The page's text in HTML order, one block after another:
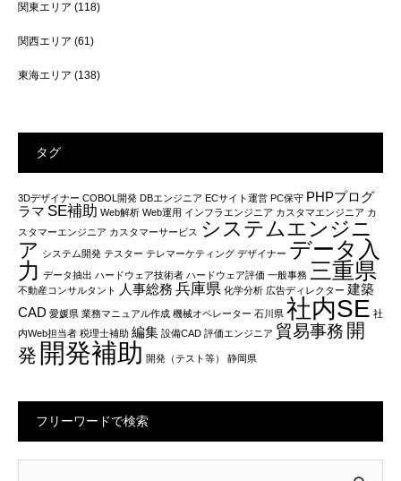
関東エリア (118)
関西エリア (61)
東海エリア (138)
タグ
3Dデザイナー COBOL開発 DBエンジニア ECサイト運営 PC保守 PHPプログ
ラマ SE補助 Web解析 Web運用 インフラエンジニア カスタマエンジニア カ
スタマーエンジニア カスタマーサービス システムエンジニ
ア システム開発 テスター テレマーケティング デザイナー データ入
力 データ抽出 ハードウェア技術者 ハードウェア評価 一般事務 三重県
不動産コンサルタント 人事総務 兵庫県 化学分析 広告ディレクター 建築
CAD 愛媛県 業務マニュアル作成 機械オペレーター 石川県 社内SE 社
内Web担当者 税理士補助 編集 設備CAD 評価エンジニア 貿易事務 開
発 開発補助 開発（テスト等） 静岡県
フリーワードで検索